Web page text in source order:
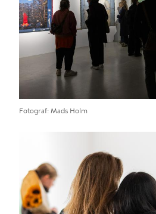
Fotograf Mads Holm